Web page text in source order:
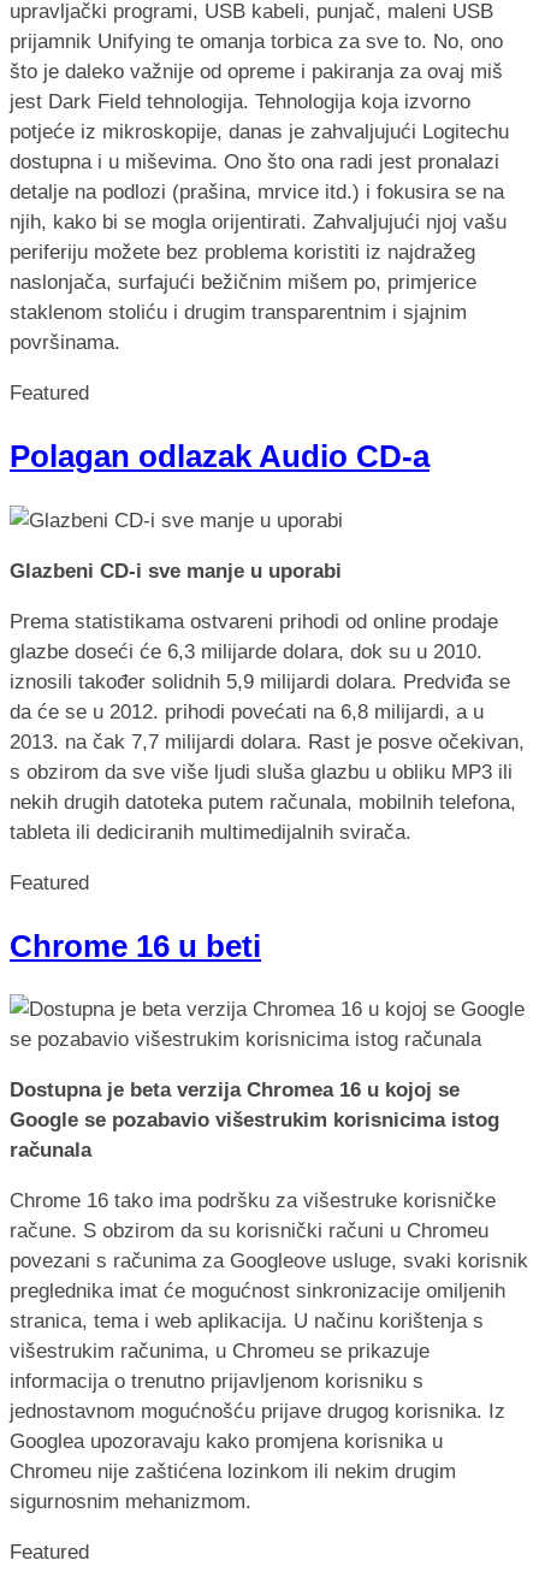
upravljački programi, USB kabeli, punjač, maleni USB
prijamnik Unifying te omanja torbica za sve to. No, ono
što je daleko važnije od opreme i pakiranja za ovaj miš
jest Dark Field tehnologija. Tehnologija koja izvorno
potjeće iz mikroskopije, danas je zahvaljujući Logitechu
dostupna i u miševima. Ono što ona radi jest pronalazi
detalje na podlozi (prašina, mrvice itd.) i fokusira se na
njih, kako bi se mogla orijentirati. Zahvaljujući njoj vašu
periferiju možete bez problema koristiti iz najdražeg
naslonjača, surfajući bežičnim mišem po, primjerice
staklenom stoliću i drugim transparentnim i sjajnim
površinama.
Featured
Polagan odlazak Audio CD-a
Glazbeni CD-i sve manje u uporabi
Prema statistikama ostvareni prihodi od online prodaje
glazbe doseći će 6,3 milijarde dolara, dok su u 2010.
iznosili također solidnih 5,9 milijardi dolara. Predviđa se
da će se u 2012. prihodi povećati na 6,8 milijardi, a u
2013. na čak 7,7 milijardi dolara. Rast je posve očekivan,
s obzirom da sve više ljudi sluša glazbu u obliku MP3 ili
nekih drugih datoteka putem računala, mobilnih telefona,
tableta ili dediciranih multimedijalnih svirača.
Featured
Chrome 16 u beti
Dostupna je beta verzija Chromea 16 u kojoj se
Google se pozabavio višestrukim korisnicima istog
računala
Chrome 16 tako ima podršku za višestruke korisničke
račune. S obzirom da su korisnički računi u Chromeu
povezani s računima za Googleove usluge, svaki korisnik
preglednika imat će mogućnost sinkronizacije omiljenih
stranica, tema i web aplikacija. U načinu korištenja s
višestrukim računima, u Chromeu se prikazuje
informacija o trenutno prijavljenom korisniku s
jednostavnom mogućnošću prijave drugog korisnika. Iz
Googlea upozoravaju kako promjena korisnika u
Chromeu nije zaštićena lozinkom ili nekim drugim
sigurnosnim mehanizmom.
Featured